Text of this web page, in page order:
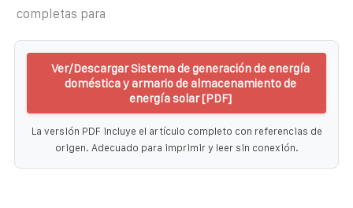
completas para
Ver/Descargar Sistema de generación de energía
doméstica y armario de almacenamiento de
energía solar [PDF]
La versión PDF incluye el artículo completo con referencias de
origen. Adecuado para imprimir y leer sin conexión.